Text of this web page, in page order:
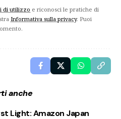
di utilizzo e riconosci le pratiche di
Informativa sulla privacy. Puoi
anche
Light: Amazon Japan